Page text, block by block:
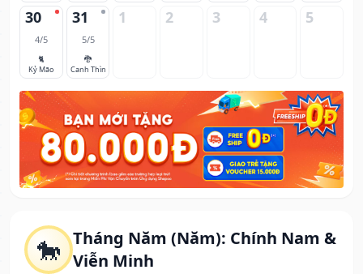
🐎 Tháng Năm (Năm): Chính Nam &
Viễn Minh
30
4/5
🐈
Kỷ Mão
31
5/5
🐉
Canh Thìn
1 2 3 4 5